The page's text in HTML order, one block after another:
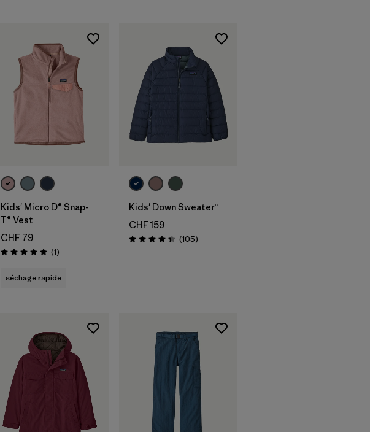
Kids' Micro D® Snap-
T® Vest
CHF 79
Évaluation: 5.0 / 5
(1Avis
)
séchage rapide
Kids' Down Sweater™
CHF 159
Évaluation: 4.3 / 5
(105Avis
)